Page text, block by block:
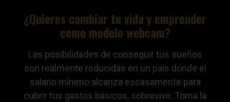
¿Quieres cambiar tu vida y emprender
como modelo webcam?
Las posibilidades de conseguir tus sueños
son realmente reducidas en un país donde el
salario mínimo alcanza escasamente para
cubrir tus gastos básicos, sobrevivir. Toma la